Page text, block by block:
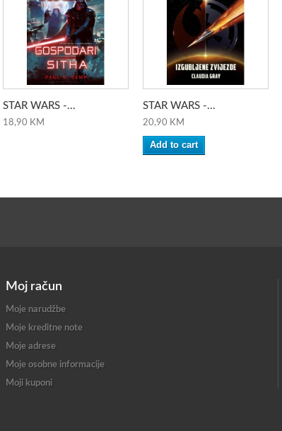
STAR WARS -...
18,90 KM
STAR WARS -...
20,90 KM
Add to cart
Moj račun
Moje narudžbe
Moje kreditne note
Moje adrese
Moje osobne informacije
Moji kuponi